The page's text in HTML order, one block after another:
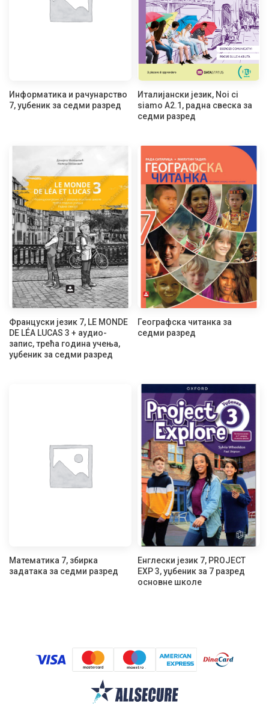
Информатика и рачунарство
7, уџбеник за седми разред
Италијански језик, Noi ci
siamo A2.1, радна свеска за
седми разред
Француски језик 7, LE MONDE
DE LÉA LUCAS 3 + аудио-
запис, трећа година учења,
уџбеник за седми разред
Географска читанка за
седми разред
Математика 7, збирка
задатака за седми разред
Енглески језик 7, PROJECT
EXP 3, уџбеник за 7 разред
основне школе